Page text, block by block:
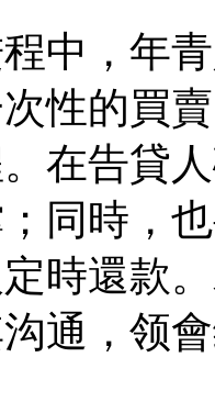
中，年
性的買
在告貸
同時，
時還款
通，领